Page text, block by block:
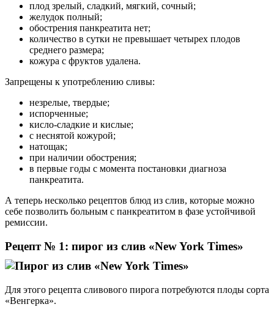
плод зрелый, сладкий, мягкий, сочный;
желудок полный;
обострения панкреатита нет;
количество в сутки не превышает четырех плодов
среднего размера;
кожура с фруктов удалена.
Запрещены к употреблению сливы:
незрелые, твердые;
испорченные;
кисло-сладкие и кислые;
с неснятой кожурой;
натощак;
при наличии обострения;
в первые годы с момента постановки диагноза
панкреатита.
А теперь несколько рецептов блюд из слив, которые можно
себе позволить больным с панкреатитом в фазе устойчивой
ремиссии.
Рецепт № 1: пирог из слив «New York Times»
Для этого рецепта сливового пирога потребуются плоды сорта
«Венгерка».